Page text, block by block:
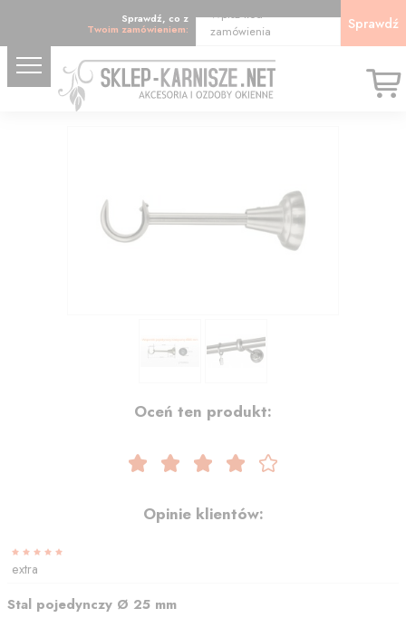
Sprawdź, co z
Twoim zamówieniem:
Wpisz kod
zamówienia
Sprawdź
Oceń ten produkt:
Opinie klientów:
extra
Stal pojedynczy Ø 25 mm